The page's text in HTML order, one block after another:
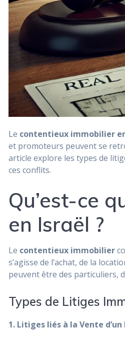
Le contentieux immobilier
et promoteurs peuvent se
article explore les types de
ces conflits.
Qu’est-ce
en Israël ?
Le contentieux immobilier
s’agisse de l’achat, de la
peuvent être des particuliers,
Types de Litiges
1. Litiges liés à la Vente